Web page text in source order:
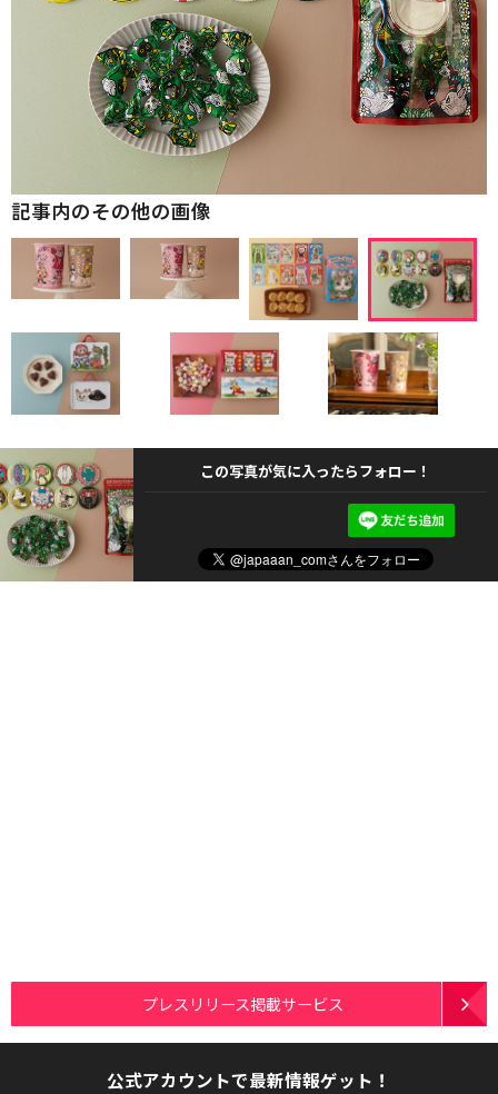
記事内のその他の画像
この写真が気に入ったらフォロー！
プレスリリース掲載サービス
公式アカウントで最新情報ゲット！